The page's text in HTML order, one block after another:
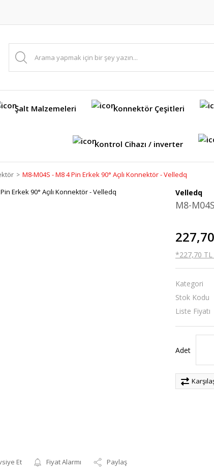
Şalt Malzemeleri Konnektör Çeşitleri
Kontrol Cihazı / inverter
M8-M04S - M8 4 Pin Erkek 90° Açılı Konnektör - Velledq
Et Fiyat Alarmı Paylaş
Velledq
M8-
*227,70 TL
Kategori
Stok Kodu
Liste Fiyatı
Adet